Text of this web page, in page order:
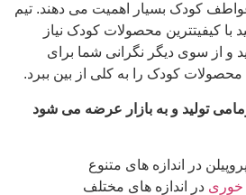
کودک بسیار اهمیت می دهند. تیم
با کیفیت­ترین محصولات کودک نیاز
و از سوی دیگر نگرانی شما برای
محصولات کودک را به کلی از بین ببرد.
تولید و به بازار عرضه می شود
در اندازه های متنوع
خوری در اندازه های مختلف